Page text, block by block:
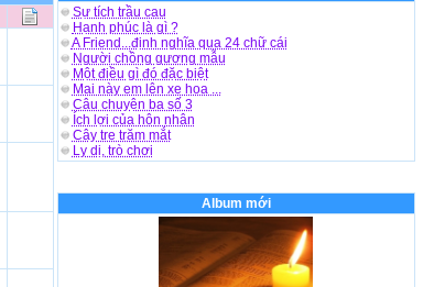
Sự tích trầu cau
Hạnh phúc là gì ?
A Friend...định nghĩa qua 24 chữ cái
Người chồng gương mẫu
Một điều gì đó đặc biệt
Mai này em lên xe hoa ...
Câu chuyện ba số 3
Ích lợi của hôn nhân
Cây tre trăm mắt
Ly dị, trò chơi
Album mới